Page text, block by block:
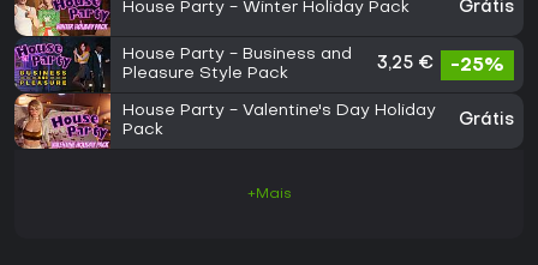
House Party - Winter Holiday Pack Grátis
House Party - Business and
Pleasure Style Pack
3,25 € -25%
House Party - Valentine's Day Holiday
Pack
Grátis
+Mais